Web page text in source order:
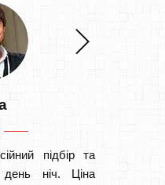
підбір та
день ніч. Ціна